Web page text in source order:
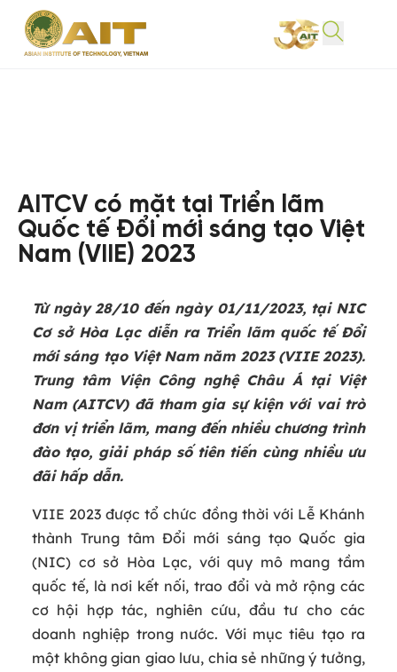
AITCV có mặt tại Triển lãm
Quốc tế Đổi mới sáng tạo Việt
Nam (VIIE) 2023
Từ ngày 28/10 đến ngày 01/11/2023, tại NIC
Cơ sở Hòa Lạc diễn ra Triển lãm quốc tế Đổi
mới sáng tạo Việt Nam năm 2023 (VIIE 2023).
Trung tâm Viện Công nghệ Châu Á tại Việt
Nam (AITCV) đã tham gia sự kiện với vai trò
đơn vị triển lãm, mang đến nhiều chương trình
đào tạo, giải pháp số tiên tiến cùng nhiều ưu
đãi hấp dẫn.
VIIE 2023 được tổ chức đồng thời với Lễ Khánh
thành Trung tâm Đổi mới sáng tạo Quốc gia
(NIC) cơ sở Hòa Lạc, với quy mô mang tầm
quốc tế, là nơi kết nối, trao đổi và mở rộng các
cơ hội hợp tác, nghiên cứu, đầu tư cho các
doanh nghiệp trong nước. Với mục tiêu tạo ra
một không gian giao lưu, chia sẻ những ý tưởng,